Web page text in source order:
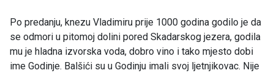
Po predanju, knezu Vladimiru prije 1000 godina godilo je da
se odmori u pitomoj dolini pored Skadarskog jezera, godila
mu je hladna izvorska voda, dobro vino i tako mjesto dobi
ime Godinje. Balšići su u Godinju imali svoj ljetnjikovac. Nije